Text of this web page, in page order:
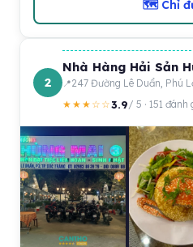
🗺 Chỉ
2
Nhà Hàng Hải Sản
247 Đường Lê Duẩn, Phú
★★★☆☆3.9/ 5 · 151 đánh